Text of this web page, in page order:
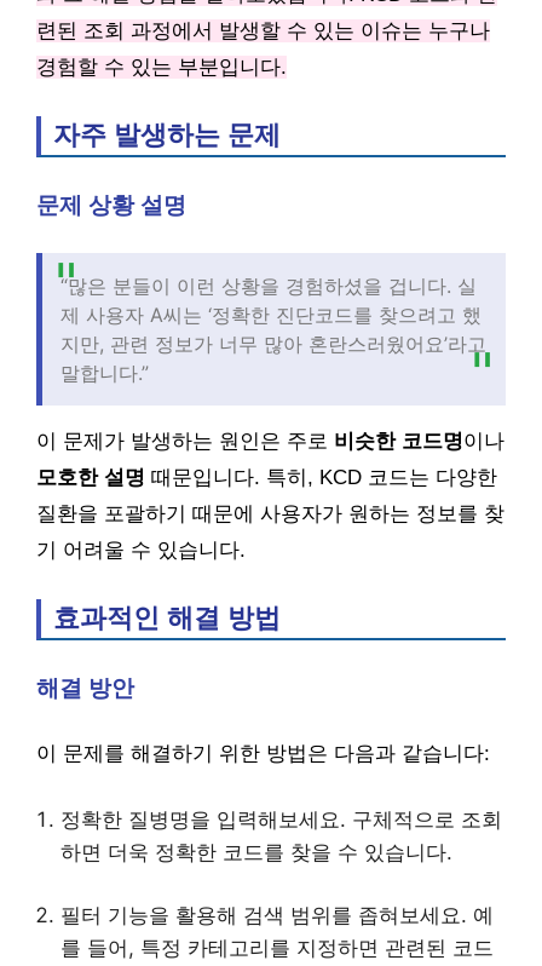
련된 조회 과정에서 발생할 수 있는 이슈는 누구나
경험할 수 있는 부분입니다.
자주 발생하는 문제
문제 상황 설명
“많은 분들이 이런 상황을 경험하셨을 겁니다. 실
제 사용자 A씨는 ‘정확한 진단코드를 찾으려고 했
지만, 관련 정보가 너무 많아 혼란스러웠어요’라고
말합니다.”
이 문제가 발생하는 원인은 주로 비슷한 코드명이나
모호한 설명 때문입니다. 특히, KCD 코드는 다양한
질환을 포괄하기 때문에 사용자가 원하는 정보를 찾
기 어려울 수 있습니다.
효과적인 해결 방법
해결 방안
이 문제를 해결하기 위한 방법은 다음과 같습니다:
정확한 질병명을 입력해보세요. 구체적으로 조회
하면 더욱 정확한 코드를 찾을 수 있습니다.
필터 기능을 활용해 검색 범위를 좁혀보세요. 예
를 들어, 특정 카테고리를 지정하면 관련된 코드